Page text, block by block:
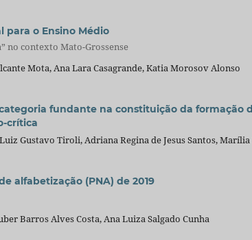
para o Ensino Médio
no contexto Mato-Grossense
Mota, Ana Lara Casagrande, Katia Morosov Alonso
fundante na constituição da formação
crítica
Gustavo Tiroli, Adriana Regina de Jesus Santos,
alfabetização (PNA) de 2019
Barros Alves Costa, Ana Luiza Salgado Cunha